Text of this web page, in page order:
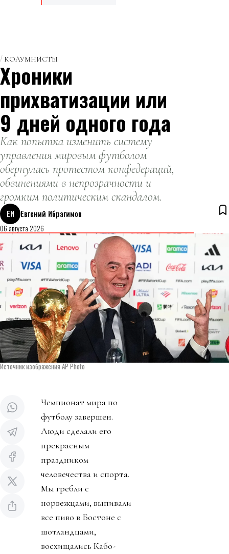
КОЛУМНИСТЫ
Хроники
прихватизации или
9 дней одного года
Как попытка изменить систему
управления мировым футболом
обернулась протестом конфедераций,
обвинениями в непрозрачности и
громким политическим скандалом.
ЕИ
Евгений Ибрагимов
06 августа 2026
Источник изображения AP Photo
Чемпионат мира по
футболу завершен.
Люди сделали его
прекрасным
праздником
человечества и спорта.
Мы гребли с
норвежцами, выпивали
все пиво в Бостоне с
шотландцами,
восхищались Кабо-